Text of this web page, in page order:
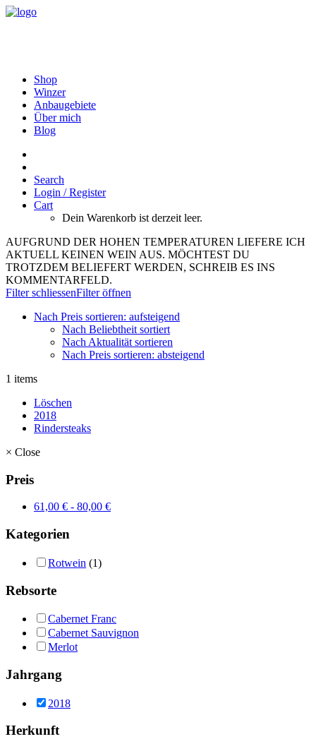
Shop
Winzer
Anbaugebiete
Über mich
Blog
Search
Login / Register
Cart
Dein Warenkorb ist derzeit leer.
AUFGRUND DER HOHEN TEMPERATUREN LIEFERE ICH
AKTUELL KEINEN WEIN AUS. MÖCHTEST DU
TROTZDEM BELIEFERT WERDEN, SCHREIB ES INS
KOMMENTARFELD.
Filter schliessenFilter öffnen
Nach Preis sortieren: aufsteigend
Nach Beliebtheit sortiert
Nach Aktualität sortieren
Nach Preis sortieren: absteigend
1 items
Löschen
2018
Rindersteaks
× Close
Preis
61,00 € - 80,00 €
Kategorien
Rotwein (1)
Rebsorte
Cabernet Franc
Cabernet Sauvignon
Merlot
Jahrgang
2018
Herkunft